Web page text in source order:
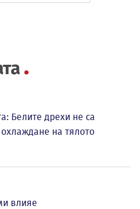
Белите дрехи не са
на тялото
влияе